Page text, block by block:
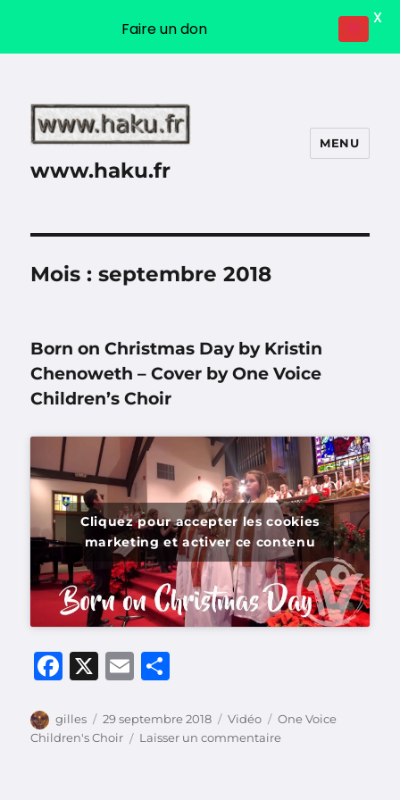
www.haku.fr
MENU
Mois :septembre 2018
Born on Christmas Day by Kristin
Chenoweth – Cover by One Voice
Children’s Choir
Cliquez pour accepter les cookies
marketing et activer ce contenu
F
c
e
X
E
ai
l
rt
a
Auteur
gilles
Publié
le
29 septembre 2018 Format
Vidéo Catégories
One Voice
Children's Choir
Laisser un commentairesur
Faire un don
X